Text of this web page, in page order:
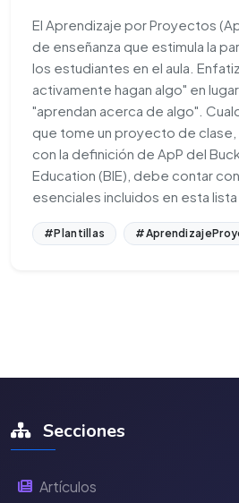
El Aprendizaje por Proyectos
de enseñanza que estimula la
los estudiantes en el aula.
activamente hagan algo" en
"aprendan acerca de algo".
que tome un proyecto de clase,
con la definición de ApP del
Education (BIE), debe contar
esenciales incluidos en esta
#Plantillas
Secciones
Artículos